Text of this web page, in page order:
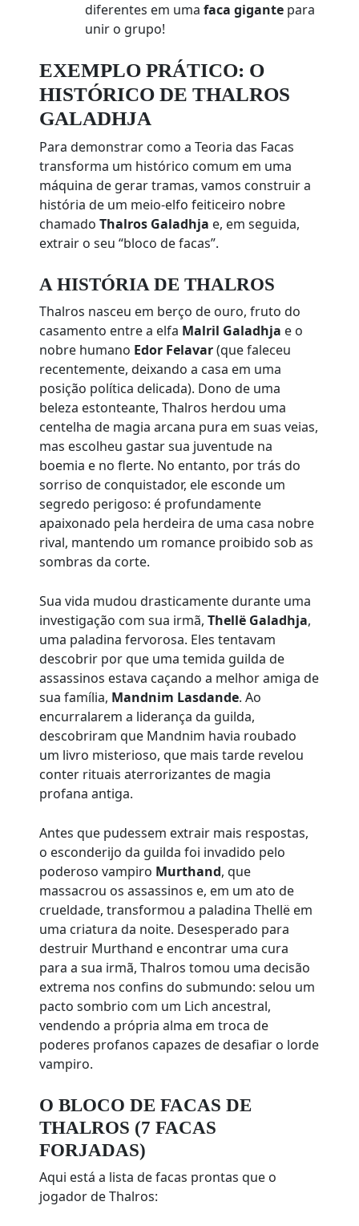
diferentes em umafaca gigante para
unir o grupo!
EXEMPLO PRÁTICO: O
HISTÓRICO DE THALROS
GALADHJA
Para demonstrar como a Teoria das Facas
transforma um histórico comum em uma
máquina de gerar tramas, vamos construir a
história de um meio-elfo feiticeiro nobre
chamadoThalros Galadhja e, em seguida,
extrair o seu “bloco de facas”.
A HISTÓRIA DE THALROS
Thalros nasceu em berço de ouro, fruto do
casamento entre a elfa Malril Galadhja e o
nobre humano Edor Felavar(que faleceu
recentemente, deixando a casa em uma
posição política delicada). Dono de uma
beleza estonteante, Thalros herdou uma
centelha de magia arcana pura em suas veias,
mas escolheu gastar sua juventude na
boemia e no flerte. No entanto, por trás do
sorriso de conquistador, ele esconde um
segredo perigoso: é profundamente
apaixonado pela herdeira de uma casa nobre
rival, mantendo um romance proibido sob as
sombras da corte.
Sua vida mudou drasticamente durante uma
investigação com sua irmã,Thellë Galadhja,
uma paladina fervorosa. Eles tentavam
descobrir por que uma temida guilda de
assassinos estava caçando a melhor amiga de
sua família, Mandnim Lasdande. Ao
encurralarem a liderança da guilda,
descobriram que Mandnim havia roubado
um livro misterioso, que mais tarde revelou
conter rituais aterrorizantes de magia
profana antiga.
Antes que pudessem extrair mais respostas,
o esconderijo da guilda foi invadido pelo
poderoso vampiro Murthand, que
massacrou os assassinos e, em um ato de
crueldade, transformou a paladina Thellë em
uma criatura da noite. Desesperado para
destruir Murthand e encontrar uma cura
para a sua irmã, Thalros tomou uma decisão
extrema nos confins do submundo: selou um
pacto sombrio com um Lich ancestral,
vendendo a própria alma em troca de
poderes profanos capazes de desafiar o lorde
vampiro.
O BLOCO DE FACAS DE
THALROS (7 FACAS
FORJADAS)
Aqui está a lista de facas prontas que o
jogador de Thalros: